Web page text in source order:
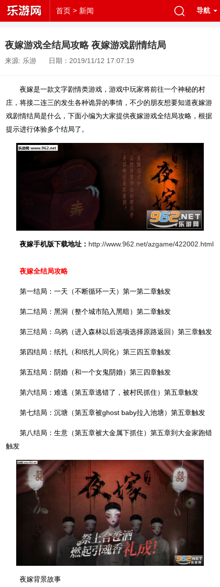
首页 > 新闻 导航
夜嫁游戏全结局攻略 夜嫁游戏剧情结局
来源: 乐游 日期：2019/11/12 17:07:19
夜嫁是一款文字剧情类游戏，游戏中玩家将前往一个神秘的村
庄，将接二连三的发生各种诡异的事情，不少的朋友想要知道夜嫁游
戏剧情结局是什么，下面小编为大家提供夜嫁游戏全结局攻略，根据
提示进行体验多个结局了。
夜嫁手机版下载地址： http://www.962.net/azgame/422002.html
夜嫁全结局攻略
第一结局：一天（不断循环一天）第一第二章触发
第二结局：黑洞（整个城市陷入黑暗）第二章触发
第三结局：乌鸦（进入森林以后选项选择原路返回）第三章触发
第四结局：纸扎（和纸扎人同化）第三四五章触发
第五结局：阴婚（和一个女鬼阴婚）第三四章触发
第六结局：难逃（第五章逃错了，被村民抓住）第五章触发
第七结局：沉塘（第五章被ghost baby拉入池塘）第五章触发
第八结局：生意（第五章被大金属下抓住）第五章到大金家跑错
触发
夜嫁背景故事